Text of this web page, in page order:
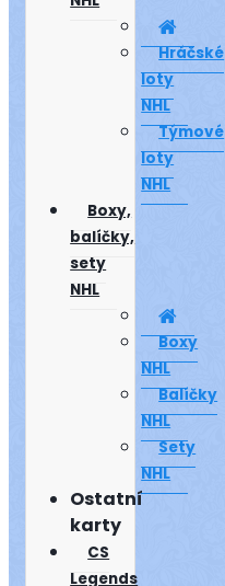
Hráčské
loty
NHL
Týmové
loty
NHL
Boxy,
balíčky,
sety
NHL
Boxy
NHL
Balíčky
NHL
Sety
NHL
Ostatní
karty
CS
Legends